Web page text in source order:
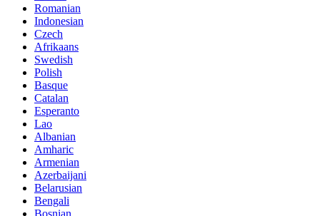
Romanian
Indonesian
Czech
Afrikaans
Swedish
Polish
Basque
Catalan
Esperanto
Lao
Albanian
Amharic
Armenian
Azerbaijani
Belarusian
Bengali